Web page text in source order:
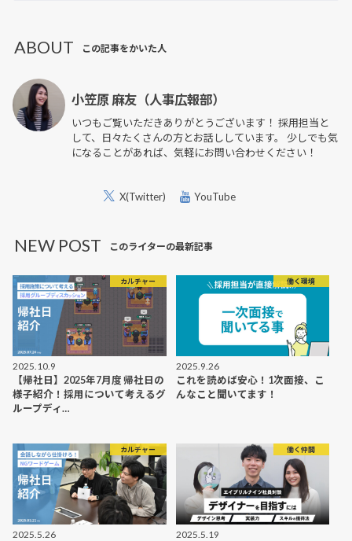
ABOUT この記事をかいた人
小笠原 麻友（人事広報部）
いつもご覧いただきありがとうございます！ 採用担当と
して、日々たくさんの方とお話ししています。 少しでも気
になることがあれば、気軽にお問い合わせください！
X(Twitter) YouTube
NEW POST このライターの最新記事
カルチャー
2025.10.9
【帰社日】2025年7月度 帰社日の
様子紹介！採用について考えるグ
ループディ…
働く環境
2025.9.26
これを読めば安心！1次面接、こ
んなこと聞いてます！
カルチャー
2025.5.26
働く仲間
2025.5.19